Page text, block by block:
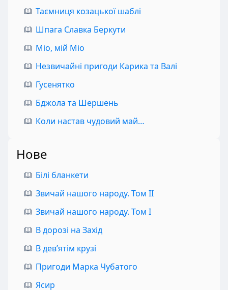
Таємниця козацької шаблі
Шпага Славка Беркути
Міо, мій Міо
Незвичайні пригоди Карика та Валі
Гусенятко
Бджола та Шершень
Коли настав чудовий май…
Нове
Білі бланкети
Звичай нашого народу. Том II
Звичай нашого народу. Том I
В дорозі на Захід
В дев’ятім крузі
Пригоди Марка Чубатого
Ясир